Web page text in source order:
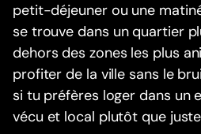
petit-déjeuner ou une
se trouve dans un quartier
dehors des zones les plus
profiter de la ville sans le
si tu préfères loger dans un
vécu et local plutôt que